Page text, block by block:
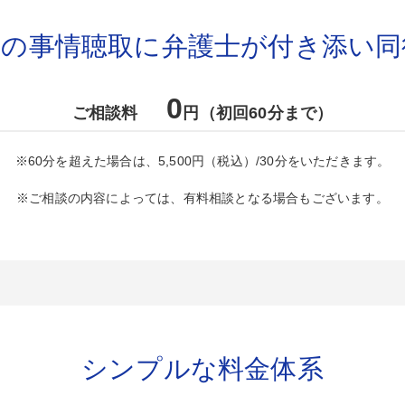
事情聴取に弁護士が付き添い
ご相談料 0 円（初回60分まで）
※60分を超えた場合は、5,500円（税込）/30分をいただきます。
※ご相談の内容によっては、有料相談となる場合もございます。
シンプルな料金体系